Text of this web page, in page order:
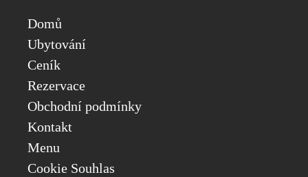
Domů
Ubytování
Ceník
Rezervace
Obchodní podmínky
Kontakt
Menu
Cookie Souhlas